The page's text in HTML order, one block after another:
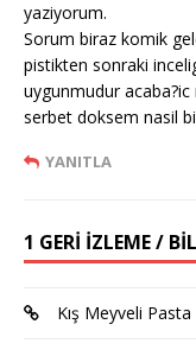
yaziyorum.
Sorum biraz komik
pistikten sonraki
uygunmudur
serbet doksem nasil
YANITLA
1 GERI IZLEME /
Kış Meyveli